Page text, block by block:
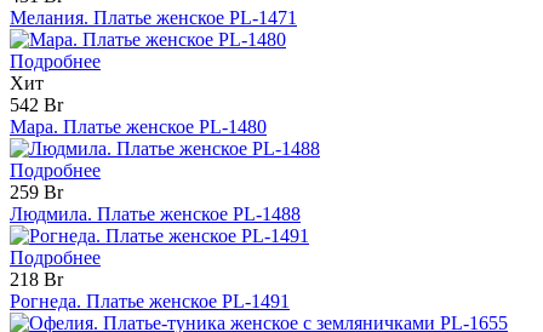
Мелания. Платье женское PL-1471
Подробнее
Хит
542 Br
Мара. Платье женское PL-1480
Подробнее
259 Br
Людмила. Платье женское PL-1488
Подробнее
218 Br
Рогнеда. Платье женское PL-1491